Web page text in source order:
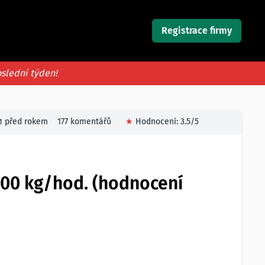
Registrace firmy
týden!
před rokem 177 komentářů ★ Hodnocení: 3.5/5
kg/hod. (hodnocení